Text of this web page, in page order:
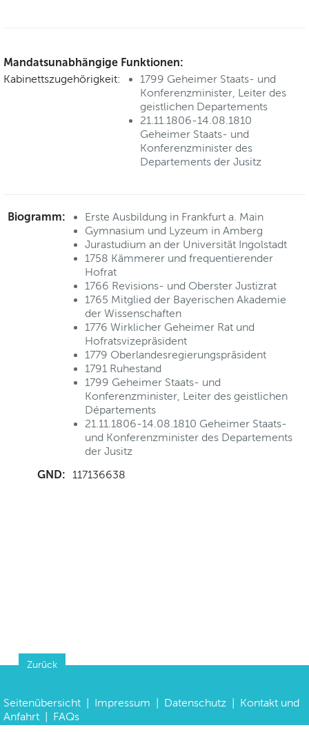
Mandatsunabhängige Funktionen:
Kabinettszugehörigkeit:
1799 Geheimer Staats- und
Konferenzminister, Leiter des
geistlichen Departements
21.11.1806-14.08.1810
Geheimer Staats- und
Konferenzminister des
Departements der Jusitz
Biogramm:
Erste Ausbildung in Frankfurt a. Main
Gymnasium und Lyzeum in Amberg
Jurastudium an der Universität Ingolstadt
1758 Kämmerer und frequentierender
Hofrat
1766 Revisions- und Oberster Justizrat
1765 Mitglied der Bayerischen Akademie
der Wissenschaften
1776 Wirklicher Geheimer Rat und
Hofratsvizepräsident
1779 Oberlandesregierungspräsident
1791 Ruhestand
1799 Geheimer Staats- und
Konferenzminister, Leiter des geistlichen
Départements
21.11.1806-14.08.1810 Geheimer Staats-
und Konferenzminister des Departements
der Jusitz
GND: 117136638
Zurück
Seitenübersicht Impressum Datenschutz
Kontakt und
Anfahrt
FAQs